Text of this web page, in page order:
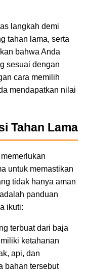
langkah demi
tahan lama, serta
bahwa Anda
sesuai dengan
cara memilih
mendapatkan nilai
Tahan Lama
untuk memastikan
tidak hanya aman
panduan
ikuti:
terbuat dari baja
ketahanan
api, dan
bahan tersebut